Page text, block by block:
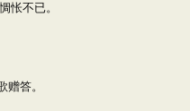
怅不已。
答。